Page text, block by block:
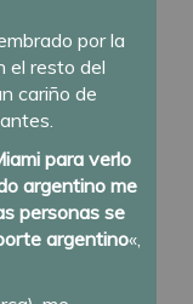
por la
el resto del
cariño de
para verlo
argentino me
personas se
argentino«,